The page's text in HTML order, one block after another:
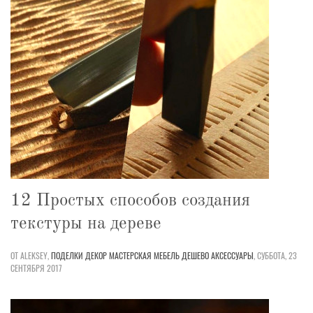
12 Простых способов создания
текстуры на дереве
ОТ ALEKSEY,ПОДЕЛКИ ДЕКОРМАСТЕРСКАЯ МЕБЕЛЬ ДЕШЕВОАКСЕССУАРЫ,СУББОТА, 23
СЕНТЯБРЯ 2017